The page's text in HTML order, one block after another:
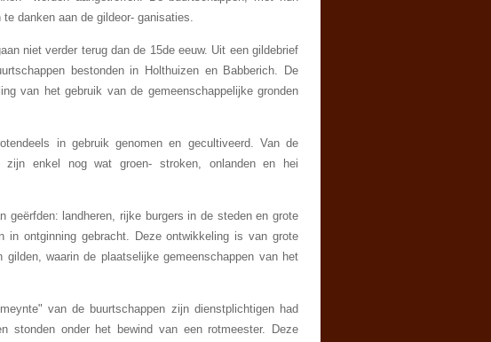
danken aan de gildeor- ganisaties.
niet verder terug dan de 15de eeuw. Uit een gildebrief
bestonden in Holthuizen en Babberich. De
van het gebruik van de gemeenschappelijke gronden
in gebruik genomen en gecultiveerd. Van de
zijn enkel nog wat groen- stroken, onlanden en hei
geërfden: landheren, rijke burgers in de steden en grote
in ontginning gebracht. Deze ontwikkeling is van grote
waarin de plaatselijke gemeenschappen van het
van de buurtschappen zijn dienstplichtigen had
stonden onder het bewind van een rotmeester. Deze